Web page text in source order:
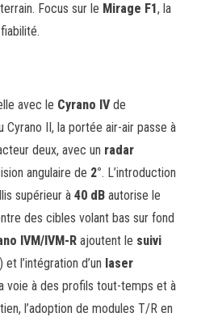
Focus sur le Mirage F1, la
avec le Cyrano IV de
Cyrano II, la portée air-air passe à
deux, avec un radar
angulaire de 2°. L’introduction
supérieur à 40 dB autorise le
des cibles volant bas sur fond
IVM/IVM-R ajoutent le suivi
) et l’intégration d’un laser
voie à des profils tout-temps et à
l’adoption de modules T/R en